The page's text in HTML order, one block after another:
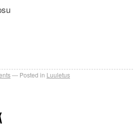
Posted in Luuletus